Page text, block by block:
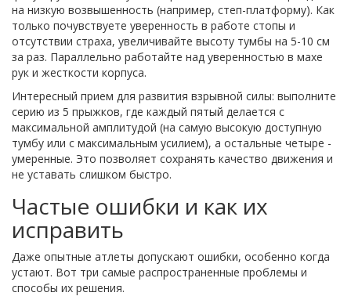
на низкую возвышенность (например, степ-платформу). Как
только почувствуете уверенность в работе стопы и
отсутствии страха, увеличивайте высоту тумбы на 5-10 см
за раз. Параллельно работайте над уверенностью в махе
рук и жесткости корпуса.
Интересный прием для развития взрывной силы: выполните
серию из 5 прыжков, где каждый пятый делается с
максимальной амплитудой (на самую высокую доступную
тумбу или с максимальным усилием), а остальные четыре -
умеренные. Это позволяет сохранять качество движения и
не уставать слишком быстро.
Частые ошибки и как их
исправить
Даже опытные атлеты допускают ошибки, особенно когда
устают. Вот три самые распространенные проблемы и
способы их решения.